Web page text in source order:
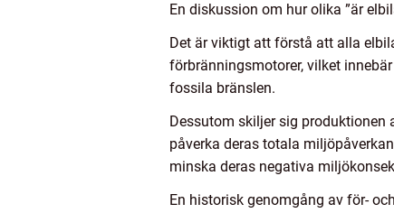
En diskussion om hur olika ”är
Det är viktigt att förstå att alla
förbränningsmotorer, vilket
fossila bränslen.
Dessutom skiljer sig produktionen
påverka deras totala
minska deras negativa
En historisk genomgång av för-